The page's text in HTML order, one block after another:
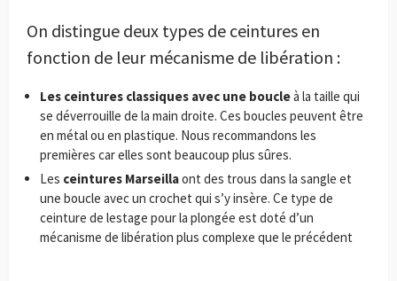
On distingue deux types de ceintures en
fonction de leur mécanisme de libération :
Les ceintures classiques avec une boucleà la taille qui
se déverrouille de la main droite. Ces boucles peuvent être
en métal ou en plastique. Nous recommandons les
premières car elles sont beaucoup plus sûres.
Les ceintures Marseillaont des trous dans la sangle et
une boucle avec un crochet qui s’y insère. Ce type de
ceinture de lestage pour la plongée est doté d’un
mécanisme de libération plus complexe que le précédent